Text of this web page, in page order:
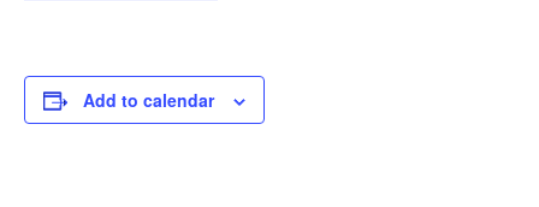
Add to calendar